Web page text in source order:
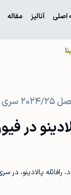
آنالیز مقاله
در
رافائله